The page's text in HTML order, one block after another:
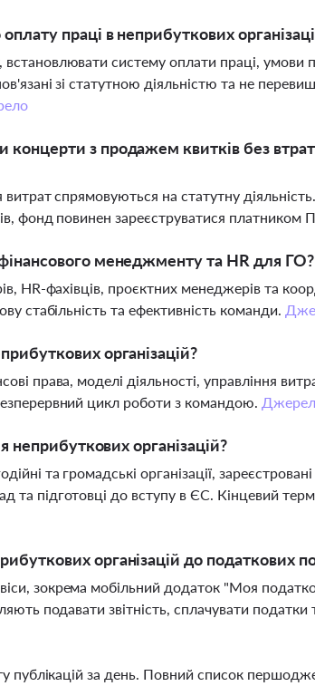
праці в неприбуткових
систему оплати праці, умови
зі статутною діяльністю та не
з продажем квитків без
спрямовуються на статутну
фонд повинен зареєструватися платником
менеджменту та HR для ГО?
HR-фахівців, проєктних менеджерів та
стабільність та ефективність команди.
організацій?
права, моделі діяльності, управління
цикл роботи з командою.
неприбуткових організацій?
та громадські організації,
та підготовці до вступу в ЄС. Кінцевий
організацій до податкових
зокрема мобільний додаток "Моя
подавати звітність, сплачувати
публікацій за день. Повний список